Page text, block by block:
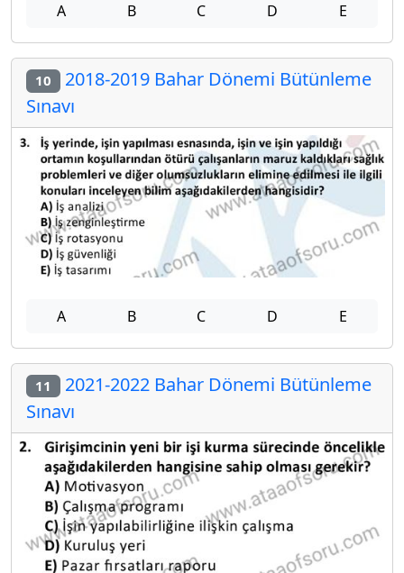
A B C D E
10 2018-2019 Bahar Dönemi Bütünleme
Sınavı
A B C D E
11 2021-2022 Bahar Dönemi Bütünleme
Sınavı